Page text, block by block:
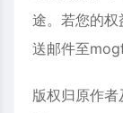
途。若您的
送邮件至
版权归原作